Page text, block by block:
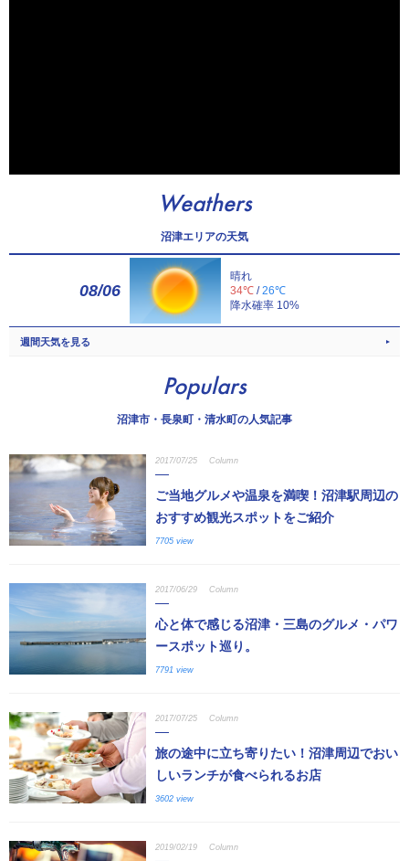
Weathers
沼津エリアの天気
08/06
晴れ
34℃ /26℃
降水確率 10%
週間天気を見る
Populars
沼津市・長泉町・清水町の人気記事
2017/07/25 Column
ご当地グルメや温泉を満喫！沼津駅周辺の
おすすめ観光スポットをご紹介
7705 view
2017/06/29 Column
心と体で感じる沼津・三島のグルメ・パワ
ースポット巡り。
7791 view
2017/07/25 Column
旅の途中に立ち寄りたい！沼津周辺でおい
しいランチが食べられるお店
3602 view
2019/02/19 Column